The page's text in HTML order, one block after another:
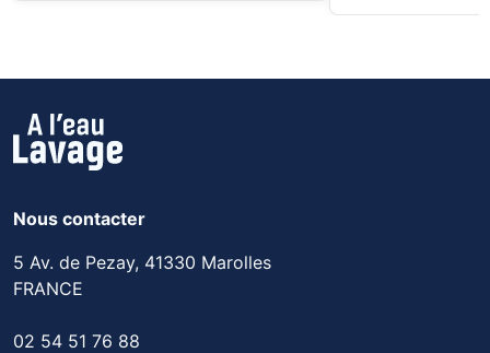
Nous contacter
5 Av. de Pezay, 41330 Marolles
FRANCE
02 54 51 76 88